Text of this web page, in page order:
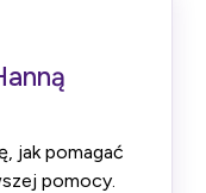
jak pomagać
pomocy.